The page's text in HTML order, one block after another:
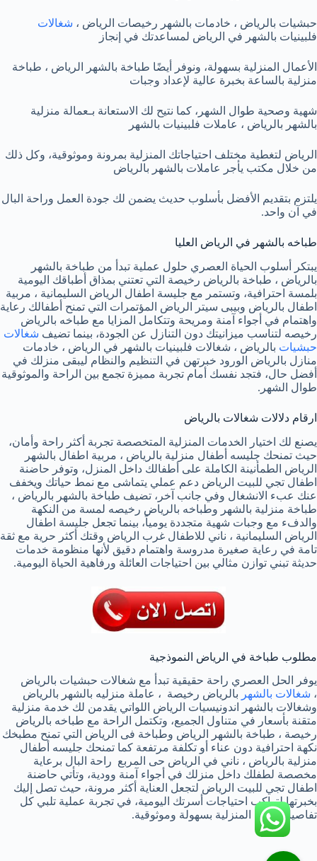
حبشيات بالرياض ، خادمات بالشهر رخيصات الرياض ، شغالات
فلبينيات بالشهر في الرياض لمساعدتك في إنجاز
الأعمال المنزلية بسهولة، ونوفر أيضًا طباخة بالشهر الرياض ، طباخة
منزلية بالساعة بخبرة عالية لإعداد وجبات
شهية وصحية طوال الشهر، كما نتيح لك الاستعانة بـعمالة منزلية
بالشهر بالرياض ، عاملات فلبينيات بالشهر
الرياض لتغطية مختلف احتياجاتك المنزلية بمرونة وموثوقية، وكل ذلك
من خلال مكتب يأجر عاملات بالشهر بالرياض
يلتزم بتقديم الأفضل بأسلوب حديث يضمن لك جودة العمل وراحة البال
في آن واحد.
طباخه بالشهر في الرياض العليا
يبتكر أسلوب الحياة العصري حلول عملية تبدأ من طباخة بالشهر
بالرياض ، طباخة بالرياض رخيصة التي تعتني بمذاق أطباقك اليومية
بلمسة احترافية، وتستمر مع جليسة اطفال الرياض السليمانية ، مربية
اطفال بالرياض وبيبى سيتر الرياض المؤتمرات التي تمنح أطفالك رعاية
واهتمام في أجواء آمنة ومريحة وتتكامل المزايا مع طباخه بالرياض
رخيصه لتناسب ميزانيتك دون التنازل عن الجودة، بينما تضيف شغالات
حبشيات بالرياض ، شغالات فلبينيات بالشهر في الرياض ، خادمات
منازل بالرياض الورود خبرتهن في التنظيم والنظام ليبقى منزلك في
أفضل حال، فتجد نفسك أمام تجربة مميزة تجمع بين الراحة والموثوقية
طوال الشهر.
ارقام دلالات شغالات بالرياض
يصنع لك اختيار الخدمات المنزلية المتخصصة تجربة أكثر راحة وأمان،
حيث تمنحك جليسه أطفال منزلية بالرياض ، مربية اطفال بالشهر
الرياض الطمأنينة الكاملة على أطفالك داخل المنزل، وتوفر حاضنة
اطفال تجي للبيت الرياض دعم عملي يتماشى مع نمط حياتك ويخفف
عنك عبء الانشغال وفي جانب آخر، تضيف طباخة بالشهر بالرياض ،
طباخة منزلية بالشهر وطباخه بالرياض رخيصه لمسة من النكهة
والدفء مع وجبات شهية متجددة يومياً، بينما تجعل جليسة اطفال
الرياض السليمانية ، ناني للاطفال غرب الرياض وقتك أكثر حرية مع ثقة
تامة في رعاية صغيرة مدروسة واهتمام دقيق لأنها منظومة خدمات
حديثة تبني توازن مثالي بين احتياجات العائلة ورفاهية الحياة اليومية.
مطلوب طباخة في الرياض النموذجية
يوفر الحل العصري راحة حقيقية تبدأ مع شغالات حبشيات بالرياض
، شغالات بالشهر بالرياض رخيصة ، عاملة منزليه بالشهر بالرياض
وشغالات بالشهر اندونيسيات الرياض اللواتي يقدمن لك خدمة منزلية
متقنة بأسعار في متناول الجميع، وتكتمل الراحة مع طباخه بالرياض
رخيصة ، طباخة بالشهر الرياض وطباخة فى الرياض التي تمنح مطبخك
نكهة احترافية دون عناء أو تكلفة مرتفعة كما تمنحك جليسه أطفال
منزلية بالرياض ، ناني في الرياض حى المربع راحة البال برعاية
مخصصة لطفلك داخل منزلك في أجواء آمنة وودية، وتأتي حاضنة
اطفال تجي للبيت الرياض لتجعل العناية أكثر مرونة، حيث تصل إليك
بخبرتها لتواكب احتياجات أسرتك اليومية، في تجربة عملية تلبي كل
تفاصيل حياتك المنزلية بسهولة وموثوقية.